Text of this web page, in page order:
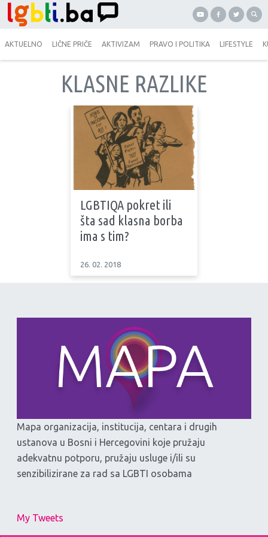
AKTUELNO LIČNE PRIČE AKTIVIZAM PRAVO I POLITIKA LIFESTYLE
KLASNE RAZLIKE
LGBTIQA pokret ili
šta sad klasna borba
ima s tim?
26. 02. 2018
Mapa organizacija, institucija, centara i drugih
ustanova u Bosni i Hercegovini koje pružaju
adekvatnu potporu, pružaju usluge i/ili su
senzibilizirane za rad sa LGBTI osobama
My Tweets